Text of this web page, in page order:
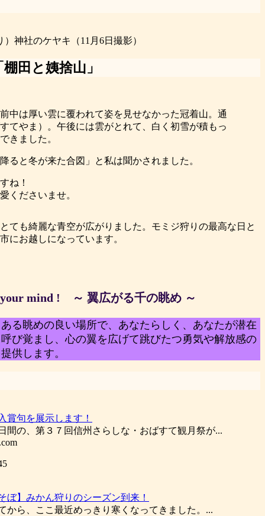
神社のケヤキ（11月6日撮影）
田と姨捨山」
中は厚い雲に覆われて姿を見せなかった冠着山。通
てやま）。午後には雲がとれて、白く初雪が積もっ
きました。
ると冬が来た合図」と私は聞かされました。
ね！
くださいませ。
ても綺麗な青空が広がりました。モミジ狩りの最高な日と
にお越しになっています。
mind ! ～ 翼広がる千の眺め ～
る眺めの良い場所で、あなたらしく、あなたが潜在
び覚まし、心の翼を広げて跳びたつ勇気や解放感の
供します。
賞句を展示します！
の、第３７回信州さらしな・おばすて観月祭が...
ぼ】みかん狩りのシーズン到来！
から、ここ最近めっきり寒くなってきました。...